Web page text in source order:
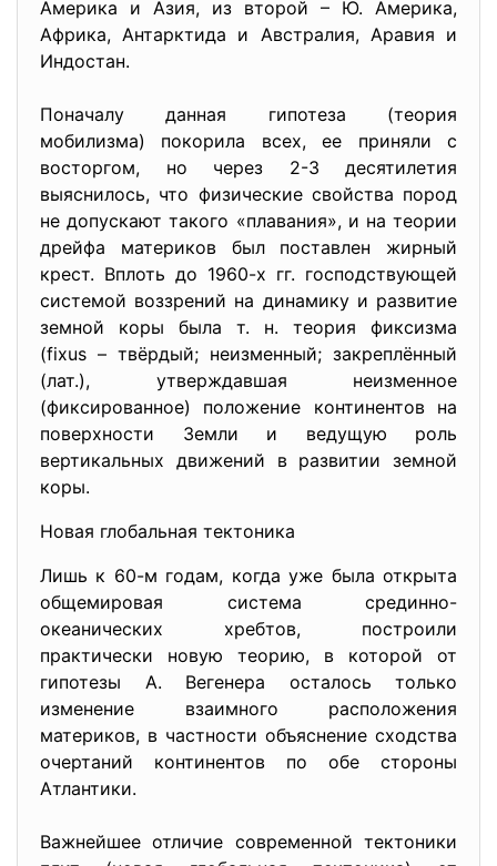
Америка и Азия, из второй – Ю. Америка,
Африка, Антарктида и Австралия, Аравия и
Индостан.
Поначалу данная гипотеза (теория
мобилизма) покорила всех, ее приняли с
восторгом, но через 2-3 десятилетия
выяснилось, что физические свойства пород
не допускают такого «плавания», и на теории
дрейфа материков был поставлен жирный
крест. Вплоть до 1960-х гг. господствующей
системой воззрений на динамику и развитие
земной коры была т. н. теория фиксизма
(fixus – твёрдый; неизменный; закреплённый
(лат.), утверждавшая неизменное
(фиксированное) положение континентов на
поверхности Земли и ведущую роль
вертикальных движений в развитии земной
коры.
Новая глобальная тектоника
Лишь к 60-м годам, когда уже была открыта
общемировая система срединно-
океанических хребтов, построили
практически новую теорию, в которой от
гипотезы А. Вегенера осталось только
изменение взаимного расположения
материков, в частности объяснение сходства
очертаний континентов по обе стороны
Атлантики.
Важнейшее отличие современной тектоники